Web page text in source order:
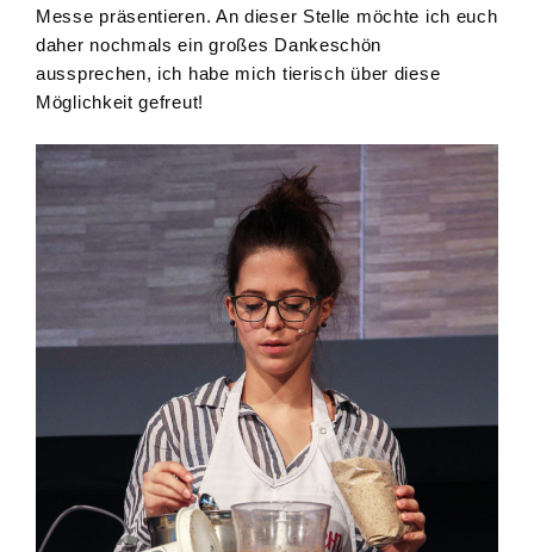
Messe präsentieren. An dieser Stelle möchte ich euch
daher nochmals ein großes Dankeschön
aussprechen, ich habe mich tierisch über diese
Möglichkeit gefreut!